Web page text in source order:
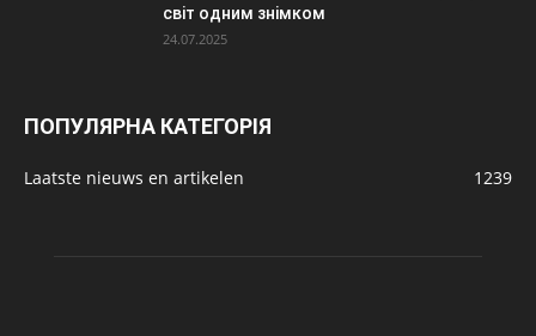
світ одним знімком
24.07.2025
ПОПУЛЯРНА КАТЕГОРІЯ
Laatste nieuws en artikelen 1239